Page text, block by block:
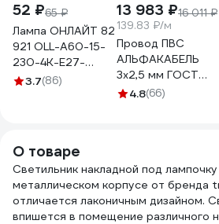
52 ₽65 ₽
Лампа ОНЛАЙТ 82
921 OLL-A60-15-
230-4K-E27-
PROMO 82921
3.7(86)
13 983 ₽16 011 ₽
139.83 ₽/м
Провод ПВС
АЛЬФАКАБЕЛЬ
3х2,5 мм ГОСТ
100 м 05053
4.8(66)
О товаре
Светильник накладной под
металлическом корпусе от бренда
отличается лаконичным дизайном.
впишется в помещение различного